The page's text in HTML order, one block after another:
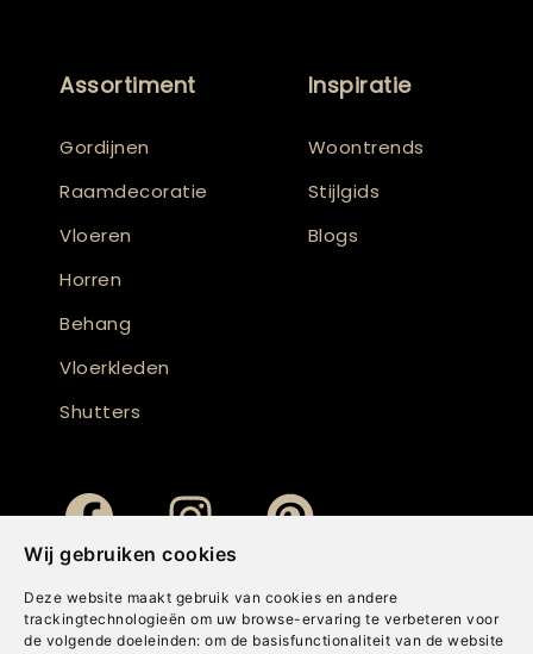
Wij gebruiken cookies
Deze website maakt gebruik van cookies en andere
trackingtechnologieën om uw browse-ervaring te verbeteren voor
de volgende doeleinden: om de basisfunctionaliteit van de website
Assortiment
Gordijnen
Raamdecoratie
Vloeren
Horren
Behang
Vloerkleden
Shutters
Inspiratie
Woontrends
Stijlgids
Blogs